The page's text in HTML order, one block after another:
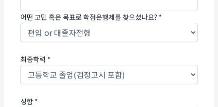
어떤 고민 혹은 목표로 학점은행제를 찾으셨나요? *
최종학력 *
성함 *